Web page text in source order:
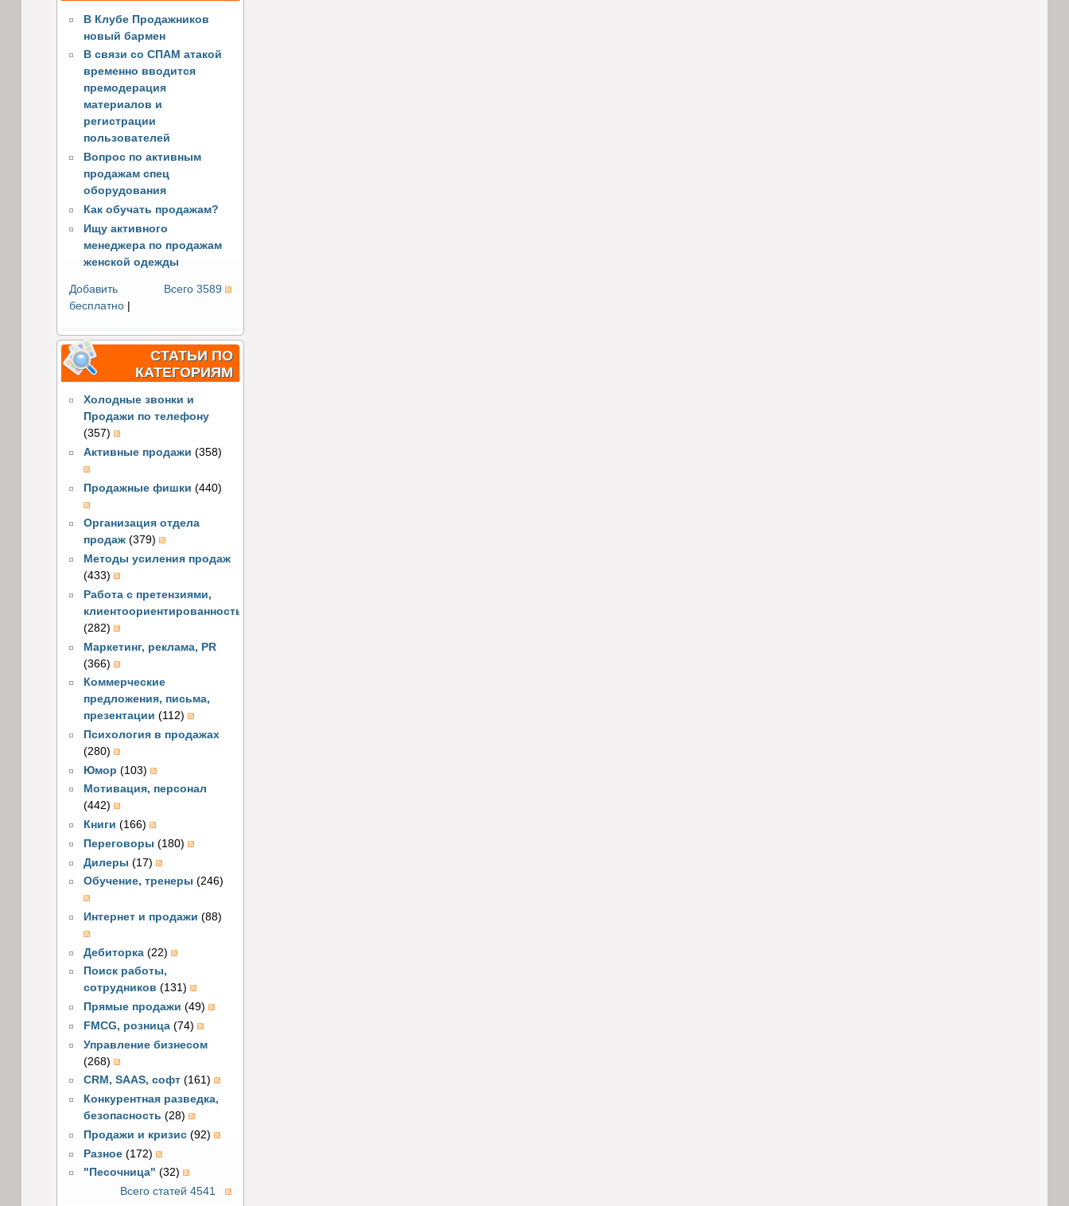
В Клубе Продажников
новый бармен
В связи со СПАМ атакой
временно вводится
премодерация
материалов и
регистрации
пользователей
Вопрос по активным
продажам спец
оборудования
Как обучать продажам?
Ищу активного
менеджера по продажам
женской одежды
Всего 3589
Добавить
бесплатно|
СТАТЬИ ПО
КАТЕГОРИЯМ
Холодные звонки и
Продажи по телефону
(357)
Активные продажи (358)
Продажные фишки (440)
Организация отдела
продаж (379)
Методы усиления продаж
(433)
Работа с претензиями,
клиентоориентированность
(282)
Маркетинг, реклама, PR
(366)
Коммерческие
предложения, письма,
презентации (112)
Психология в продажах
(280)
Юмор (103)
Мотивация, персонал
(442)
Книги (166)
Переговоры (180)
Дилеры (17)
Обучение, тренеры (246)
Интернет и продажи (88)
Дебиторка (22)
Поиск работы,
сотрудников (131)
Прямые продажи (49)
FMCG, розница (74)
Управление бизнесом
(268)
CRM, SAAS, софт (161)
Конкурентная разведка,
безопасность (28)
Продажи и кризис (92)
Разное (172)
"Песочница" (32)
Всего статей 4541